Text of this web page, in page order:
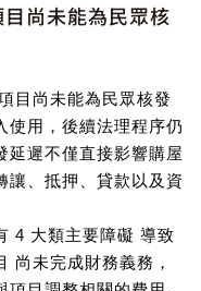
尚未能為民眾核
目尚未能為民眾核發
使用，後續法理程序仍
延遲不僅直接影響購屋
讓、抵押、貸款以及資
4 大類主要障礙 導致
尚未完成財務義務，